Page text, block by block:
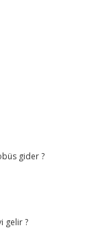
gider ?
gelir ?